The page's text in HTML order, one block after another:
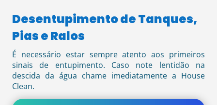
Desentupimento de Tanques,
Pias e Ralos
É necessário estar sempre atento aos primeiros
sinais de entupimento. Caso note lentidão na
descida da água chame imediatamente a House
Clean.